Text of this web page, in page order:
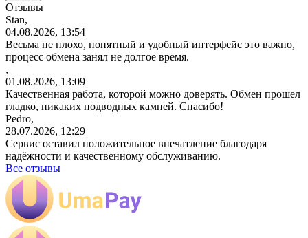
Отзывы
Stan,
04.08.2026, 13:54
Весьма не плохо, понятный и удобный интерфейс это важно,
процесс обмена занял не долгое время.
,
01.08.2026, 13:09
Качественная работа, которой можно доверять. Обмен прошел
гладко, никаких подводных камней. Спасибо!
Pedro,
28.07.2026, 12:29
Сервис оставил положительное впечатление благодаря
надёжности и качественному обслуживанию.
Все отзывы